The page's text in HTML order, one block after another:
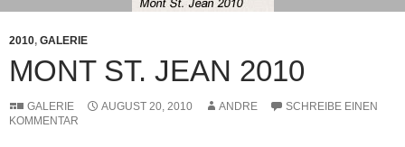
2010, GALERIE
MONT ST. JEAN 2010
GALERIE AUGUST 20, 2010 ANDRE
SCHREIBE EINEN
KOMMENTAR